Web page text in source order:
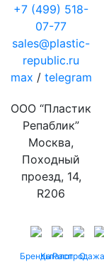
+7 (499) 518-
07-77
sales@plastic-
republic.ru
max / telegram
ООО “Пластик
Репаблик”
Москва,
Походный
проезд, 14,
R206
БрендыКаталог
Распродажа
О